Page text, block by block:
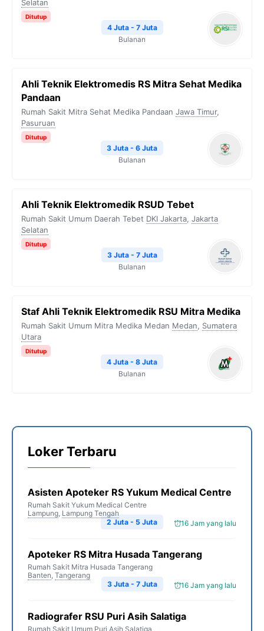
Selatan
Ditutup
4 Juta - 7 Juta
Bulanan
Ahli Teknik Elektromedis RS Mitra Sehat Medika
Pandaan
Rumah Sakit Mitra Sehat Medika Pandaan Jawa Timur,
Pasuruan
Ditutup
3 Juta - 6 Juta
Bulanan
Ahli Teknik Elektromedik RSUD Tebet
Rumah Sakit Umum Daerah Tebet DKI Jakarta, Jakarta
Selatan
Ditutup
3 Juta - 7 Juta
Bulanan
Staf Ahli Teknik Elektromedik RSU Mitra Medika
Rumah Sakit Umum Mitra Medika Medan Medan, Sumatera
Utara
Ditutup
4 Juta - 8 Juta
Bulanan
Loker Terbaru
Asisten Apoteker RS Yukum Medical Centre
Rumah Sakit Yukum Medical Centre
Lampung, Lampung Tengah
16 Jam yang lalu
2 Juta - 5 Juta
Apoteker RS Mitra Husada Tangerang
Rumah Sakit Mitra Husada Tangerang
Banten, Tangerang
16 Jam yang lalu
3 Juta - 7 Juta
Radiografer RSU Puri Asih Salatiga
Rumah Sakit Umum Puri Asih Salatiga